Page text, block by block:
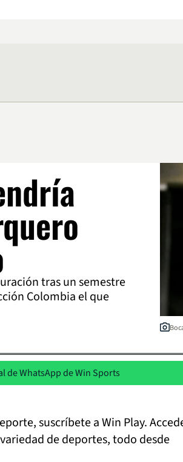
tras un semestre
Colombia el que
de WhatsApp de Win Sports
suscríbete a Win Play.
de deportes, todo desde